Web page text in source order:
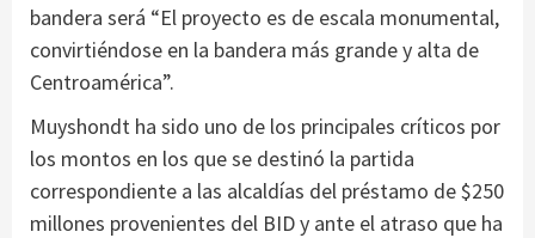
bandera será “El proyecto es de escala monumental,
convirtiéndose en la bandera más grande y alta de
Centroamérica”.
Muyshondt ha sido uno de los principales críticos por
los montos en los que se destinó la partida
correspondiente a las alcaldías del préstamo de $250
millones provenientes del BID y ante el atraso que ha